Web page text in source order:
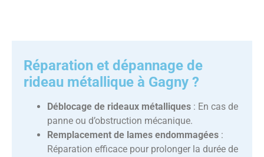
Réparation et dépannage de
rideau métallique à Gagny ?
Déblocage de rideaux métalliques : En cas de
panne ou d’obstruction mécanique.
Remplacement de lames endommagées :
Réparation efficace pour prolonger la durée de